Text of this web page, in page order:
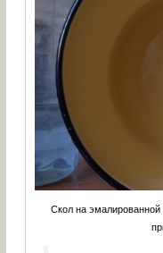
Скол на эмалированной